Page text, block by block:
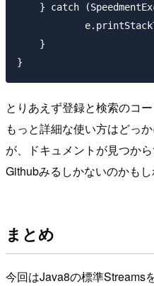
} catch
    }
とりあえず登録と検索のコー
もっと詳細な使い方はどっ
が、ドキュメントが見つから
Githubみるしかないのかもし
まとめ
今回はJava8の標準Streams